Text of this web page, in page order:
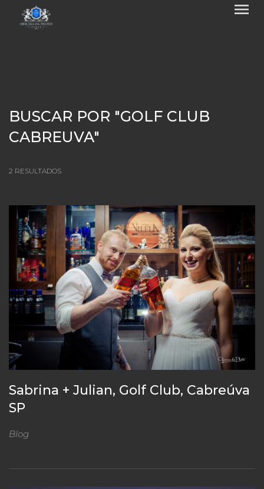
menu
BUSCAR POR "GOLF CLUB
CABREUVA"
2 RESULTADOS
Sabrina + Julian, Golf Club, Cabreúva
SP
Blog